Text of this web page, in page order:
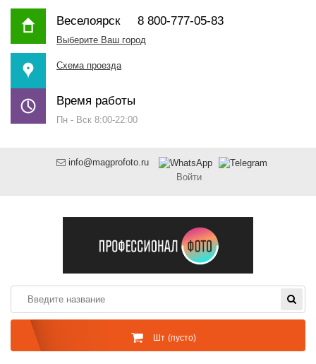
Веселоярск8 800-777-05-83
Выберите Ваш город
Схема проезда
Время работы
Пн - Вск 8:00-22:00
info@magprofoto.ru
Войти
Шт (пусто)